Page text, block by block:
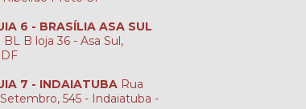
6 - BRASÍLIA ASA SUL
B loja 36 - Asa Sul,
7 - INDAIATUBA Rua
545 - Indaiatuba -